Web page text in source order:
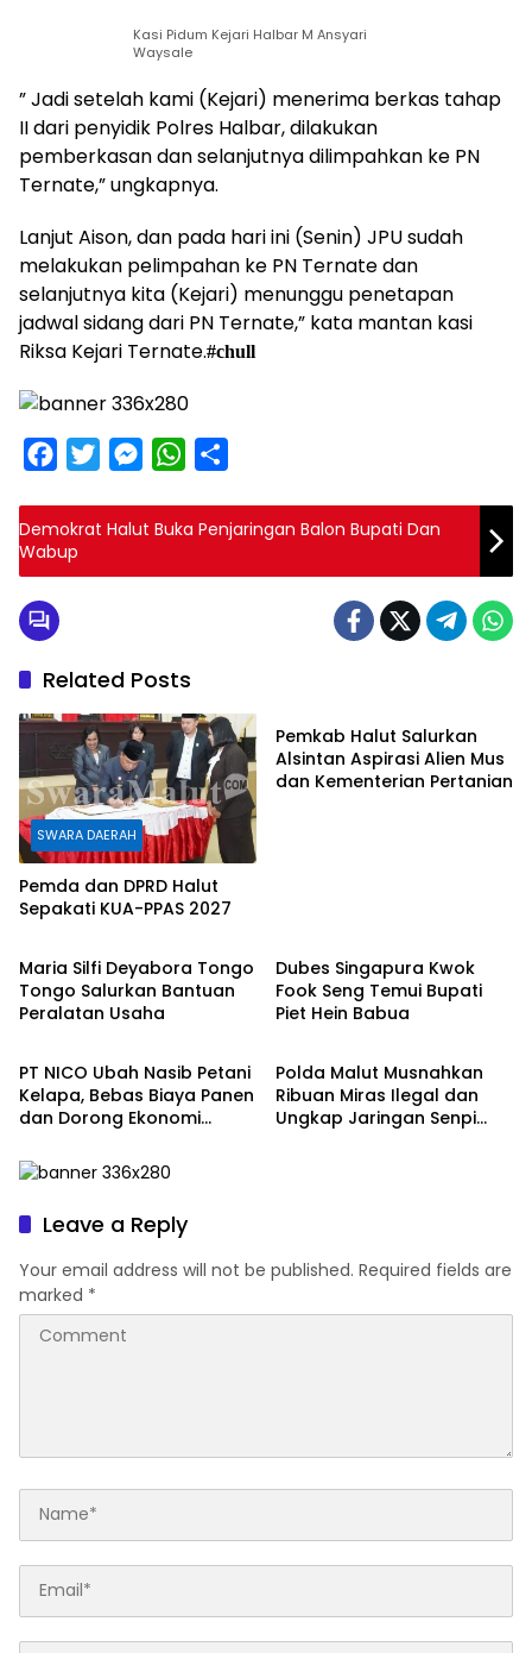
Kasi Pidum Kejari Halbar M Ansyari
Waysale
” Jadi setelah kami (Kejari) menerima berkas tahap
II dari penyidik Polres Halbar, dilakukan
pemberkasan dan selanjutnya dilimpahkan ke PN
Ternate,” ungkapnya.
Lanjut Aison, dan pada hari ini (Senin) JPU sudah
melakukan pelimpahan ke PN Ternate dan
selanjutnya kita (Kejari) menunggu penetapan
jadwal sidang dari PN Ternate,” kata mantan kasi
Riksa Kejari Ternate.#chull
c
e
o
k
i
M
s
e
r
W
a
p
a
Demokrat Halut Buka Penjaringan Balon Bupati Dan
Wabup
Related Posts
SWARA DAERAH
Pemda dan DPRD Halut
Sepakati KUA-PPAS 2027
Pemkab Halut Salurkan
Alsintan Aspirasi Alien Mus
dan Kementerian Pertanian
SWARA DAERAH
Maria Silfi Deyabora Tongo
Tongo Salurkan Bantuan
Peralatan Usaha
Dubes Singapura Kwok
Fook Seng Temui Bupati
Piet Hein Babua
SWARA DAERAH
PT NICO Ubah Nasib Petani
Kelapa, Bebas Biaya Panen
dan Dorong Ekonomi
HUKUM/KRIMINAL
Polda Malut Musnahkan
Ribuan Miras Ilegal dan
Ungkap Jaringan Senpi
Leave a Reply
Your email address will not be published. Required fields are
marked *